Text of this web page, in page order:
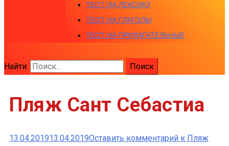
ТЕСТ НА ЛЕКСИКУ
ТЕСТ НА ГЛАГОЛЫ
ТЕСТ НА ПРИЛАГАТЕЛЬНЫЕ
Найти:
Пляж Сант Себастиа
13.04.201913.04.2019Оставить комментарий к Пляж